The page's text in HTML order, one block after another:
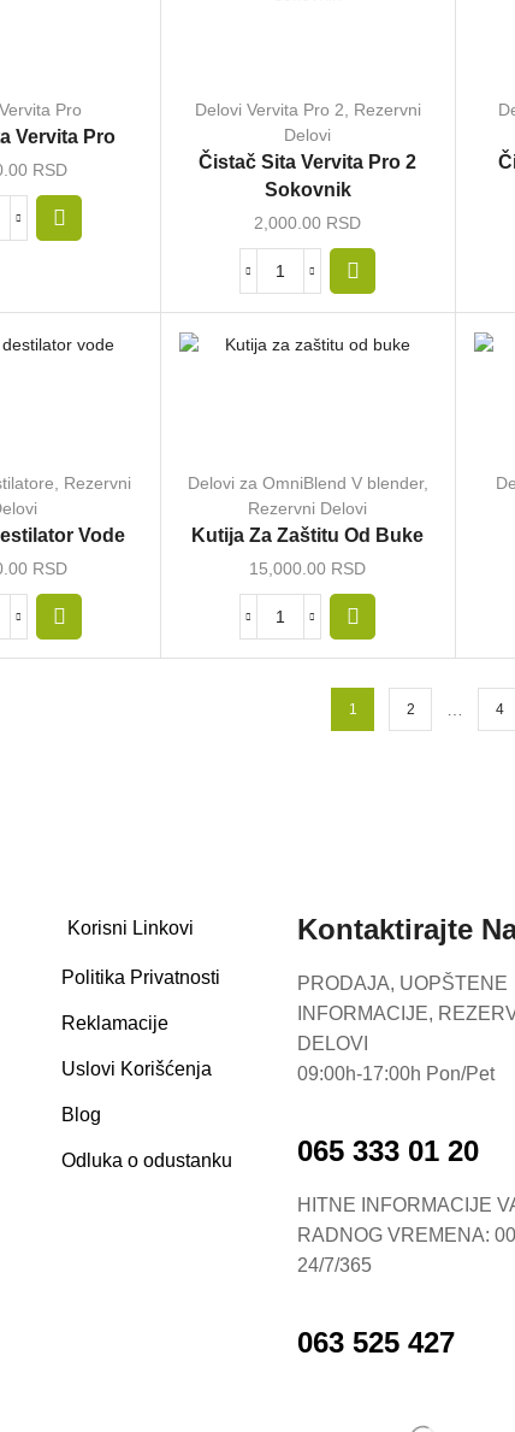
Pro
Vervita Pro
RSD
Delovi Vervita Pro 2
Rezervni
Delovi
Čistač Sita Vervita Pro 2
Sokovnik
2,000.00 RSD
Rezervni
Vode
RSD
Delovi za OmniBlend V blender,
Rezervni Delovi
Kutija Za Zaštitu Od Buke
15,000.00 RSD
1 2 4
Korisni Linkovi
Politika Privatnosti
Reklamacije
Uslovi Korišćenja
Blog
Odluka o odustanku
Kontaktirajte
PRODAJA, UOPŠTENE
INFORMACIJE,
DELOVI
09:00h-17:00h Pon/Pet
065 333 01 20
HITNE INFORMACIJE
RADNOG VREMENA:
24/7/365
063 525 427